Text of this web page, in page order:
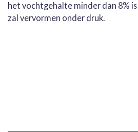
het vochtgehalte minder dan 8%
zal vervormen onder druk.